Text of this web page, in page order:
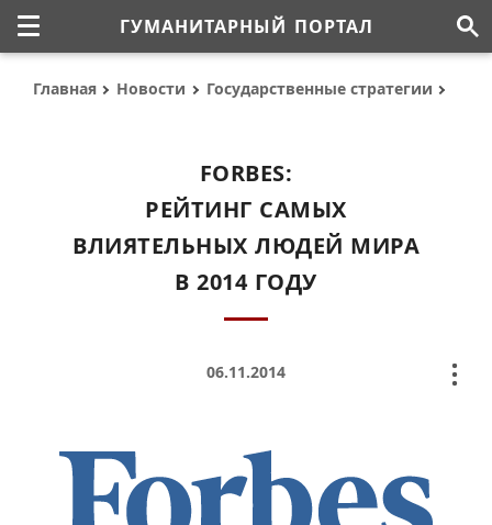
ГУМАНИТАРНЫЙ ПОРТАЛ
Главная Новости Государственные стратегии
FORBES:
РЕЙТИНГ САМЫХ
ВЛИЯТЕЛЬНЫХ ЛЮДЕЙ МИРА
В 2014 ГОДУ
06.11.2014